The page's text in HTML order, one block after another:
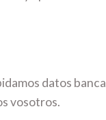
datos
vosotros.